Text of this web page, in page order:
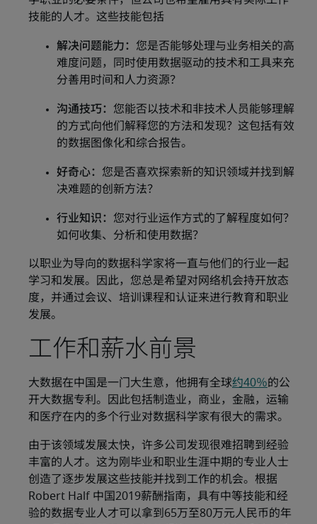
技能的人才。这些技能包括
解决问题能力：
您是否能够处理与业务相关的高
难度问题，同时使用数据驱动的技术和工具来充
分善用时间和人力资源？
沟通技巧：
您能否以技术和非技术人员能够理解
的方式向他们解释您的方法和发现？这包括有效
的数据图像化和综合报告。
好奇心：
您是否喜欢探索新的知识领域并找到解
决难题的创新方法？
行业知识：
您对行业运作方式的了解程度如何？
如何收集、分析和使用数据？
以职业为导向的数据科学家将一直与他们的行业一起
学习和发展。因此，您总是希望对网络机会持开放态
度，并通过会议、培训课程和认证来进行教育和职业
发展。
工作和薪水前景
大数据在中国是一门大生意，他拥有全球约40％的公
开大数据专利。因此包括制造业，商业，金融，运输
和医疗在内的多个行业对数据科学家有很大的需求。
由于该领域发展太快，许多公司发现很难招聘到经验
丰富的人才。这为刚毕业和职业生涯中期的专业人士
创造了逐步发展这些技能并找到工作的机会。根据
Robert Half 中国2019薪酬指南，具有中等技能和经
验的数据专业人才可以拿到65万至80万元人民币的年